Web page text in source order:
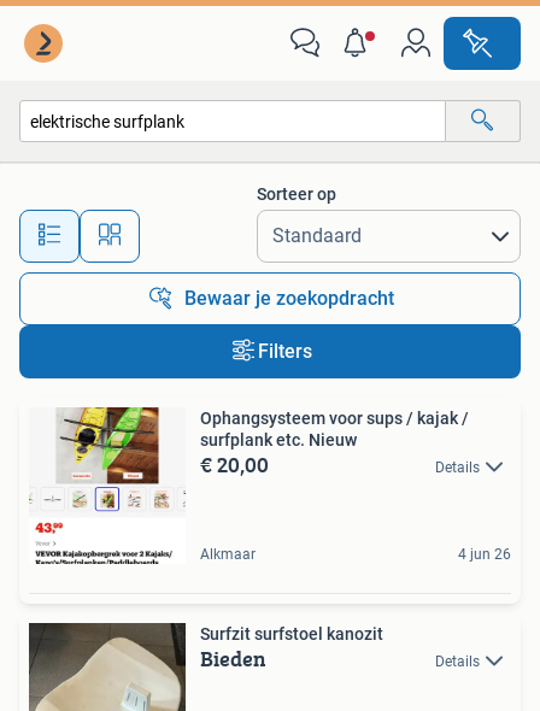
Alle afstanden…
Sorteer op
Bewaar je zoekopdracht
Filters
Ophangsysteem voor sups / kajak /
surfplank etc. Nieuw
€ 20,00 Details
Alkmaar 4 jun 26
Surfzit surfstoel kanozit
Bieden Details